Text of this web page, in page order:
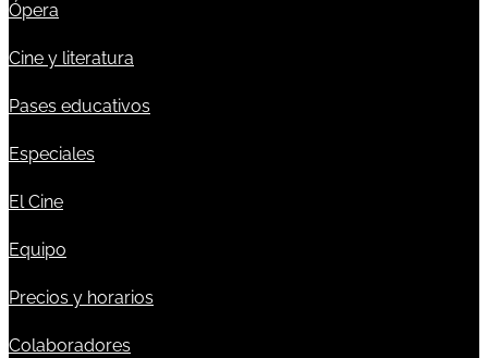
Ópera
Cine y literatura
Pases educativos
Especiales
El Cine
Equipo
Precios y horarios
Colaboradores